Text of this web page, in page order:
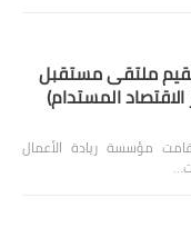
تقيم ملتقى مستقبل
المستدام)
محي على نهج رؤية مصر ٢٠٣٠ أقامت مؤسسة ريادة الأعمال